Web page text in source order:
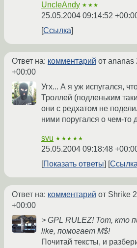
UncleAndy ★★★
25.05.2004 09:14:52
Ссылка
Ответ на: комментарий от ananas
+00:00
Угх... А я уж испугался,
Троллей (подленьким
они с редхатом не
ними поругался о чем-то
svu ★★★★★
25.05.2004 09:18:48
Показать ответы
Ответ на: комментарий от Shrike
+00:00
> GPL RULEZ! Тот, кто
like, помогает M$!
Почитай тексты, и